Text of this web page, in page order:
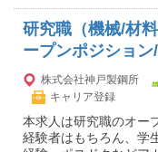
研究職（機械/材
ープンポジション
株式会社神戸製鋼所
キャリア登録
本求人は研究職のオー
経験者はもちろん、学